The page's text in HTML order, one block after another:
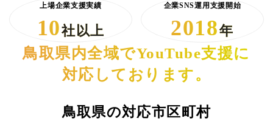
上場企業支援実績
10社以上
企業SNS運用支援開始
2018年
鳥取県内全域でYouTube支援に
対応しております。
鳥取県の対応市区町村